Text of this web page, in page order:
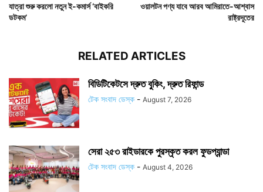
যাত্রা শুরু করলো নতুন ই-কমার্স ‘বাইকরি
ডটকম’
ওয়ালটন পণ্য যাবে আরব আমিরাতে-আশ্বাস
রাষ্ট্রদূতের
RELATED ARTICLES
বিডিটিকেটসে দ্রুত বুকিং, দ্রুত রিফান্ড
টেক সংবাদ ডেস্ক - August 7, 2026
সেরা ২৫৩ রাইডারকে পুরস্কৃত করল ফুডপ্যান্ডা
টেক সংবাদ ডেস্ক - August 4, 2026